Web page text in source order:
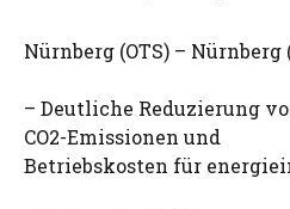
Nürnberg (OTS) – Nürnberg
– Deutliche Reduzierung
CO2-Emissionen und
Betriebskosten für